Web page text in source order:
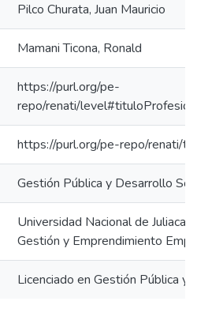
Pilco Churata, Juan Mauricio
Mamani Ticona, Ronald
https://purl.org/pe-
repo/renati/
https://purl.org/pe-repo/renati/
Gestión Pública y Desarrollo
Universidad Nacional de Juliaca.
Gestión y Emprendimiento
Licenciado en Gestión Pública y